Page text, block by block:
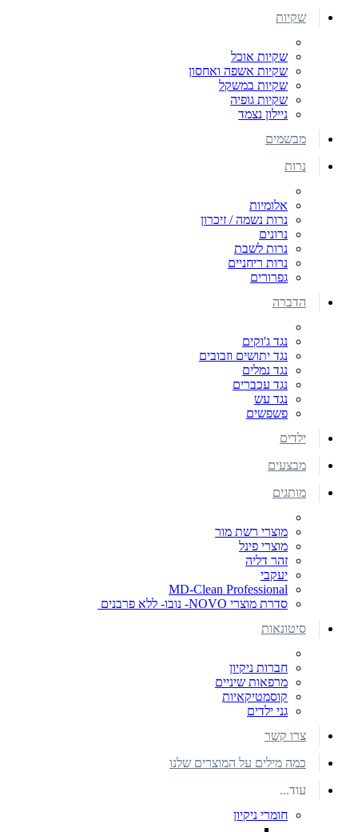
שקיות
שקיות אוכל
שקיות אשפה ואחסון
שקיות במשקל
שקיות גופיה
ניילון נצמד
מבשמים
נרות
אלומיות
נרות נשמה / זיכרון
נרונים
נרות לשבת
נרות ריחניים
גפרורים
הדברה
נגד ג'וקים
נגד יתושים וזבובים
נגד נמלים
נגד עכברים
נגד עש
פשפשים
ילדים
מבצעים
מותגים
מוצרי רשת מור
מוצרי פינל
זהר דליה
יעקבי
MD-Clean Professional
סדרת מוצרי NOVO- נובו- ללא פרבנים
סיטונאות
חברות ניקיון
מרפאות שיניים
קוסמטיקאיות
גני ילדים
צרו קשר
כמה מילים על המוצרים שלנו
עוד...
חומרי ניקיון